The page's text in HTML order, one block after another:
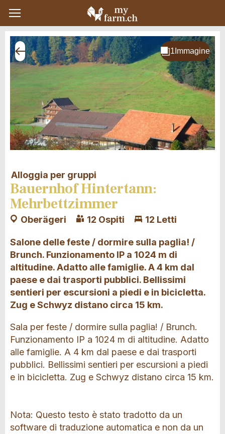
Alloggia per gruppi
Bauernhof Hintertann:
Mehrbettzimmer
Oberägeri 12 Ospiti 12 Letti
Salone delle feste / dormire sulla paglia! /
Brunch. Funzionamento IP a 1024 m di
altitudine. Adatto alle famiglie. A 4 km dal
paese e dai trasporti pubblici. Bellissimi
sentieri per escursioni a piedi e in bicicletta.
Zug e Schwyz distano circa 15 km.
Sala per feste / dormire sulla paglia! / Brunch.
Funzionamento IP a 1024 m di altitudine. Adatto
alle famiglie. A 4 km dal paese e dai trasporti
pubblici. Bellissimi sentieri per escursioni a piedi
e in bicicletta. Zug e Schwyz distano circa 15 km.
Nota: Questo testo è stato tradotto da un
software di traduzione automatica e non da un